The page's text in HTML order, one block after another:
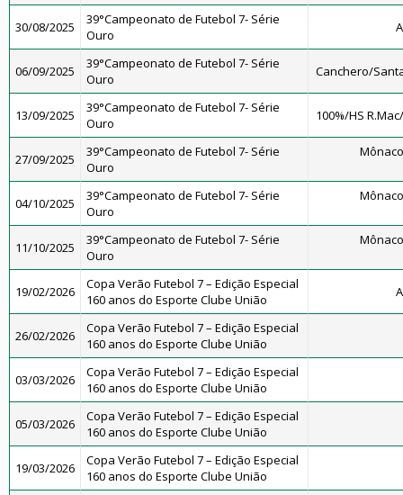
30/08/2025
39°Campeonato de Futebol 7- Série
Ouro
06/09/2025
39°Campeonato de Futebol 7- Série
Ouro
Canchero/
13/09/2025
39°Campeonato de Futebol 7- Série
Ouro
100%/HS
27/09/2025
39°Campeonato de Futebol 7- Série
Ouro
04/10/2025
39°Campeonato de Futebol 7- Série
Ouro
11/10/2025
39°Campeonato de Futebol 7- Série
Ouro
19/02/2026
Copa Verão Futebol 7 – Edição Especial
160 anos do Esporte Clube União
26/02/2026
Copa Verão Futebol 7 – Edição Especial
160 anos do Esporte Clube União
03/03/2026
Copa Verão Futebol 7 – Edição Especial
160 anos do Esporte Clube União
05/03/2026
Copa Verão Futebol 7 – Edição Especial
160 anos do Esporte Clube União
19/03/2026
Copa Verão Futebol 7 – Edição Especial
160 anos do Esporte Clube União